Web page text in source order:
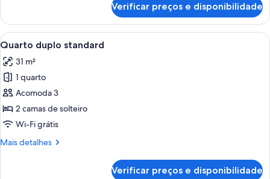
casal
standard
Verificar preços e disponibilidade
Carrega
todas
as
fotos
de
Quarto
duplo
Quarto de hotel com uma cama
7
Quarto duplo standard
31 m²
1 quarto
Acomoda 3
2 camas de solteiro
Wi-Fi grátis
Mais detalhes
Mais
Verificar preços e disponibilidade